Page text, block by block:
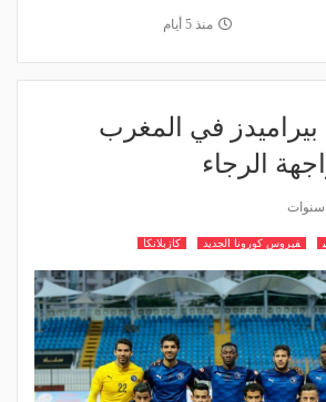
منذ 5 أيام
في المغرب
الرجاء
فيروس كورونا الجديد كازبلانكا